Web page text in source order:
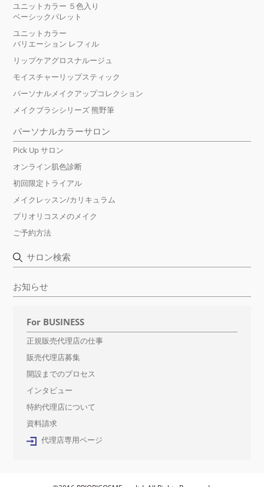
ユニットカラー ５色入り
ベーシックパレット
ユニットカラー
バリエーション レフィル
リップケアグロスナルージュ
モイスチャーリップスティック
パーソナルメイクアップコレクション
メイクブラシシリーズ 熊野筆
パーソナルカラーサロン
Pick Up サロン
オンライン肌色診断
初回限定トライアル
メイクレッスン/カリキュラム
プリオリコスメのメイク
ご予約方法
サロン検索
お知らせ
For BUSINESS
正規販売代理店の仕事
販売代理店募集
開設までのプロセス
インタビュー
特約代理店について
資料請求
代理店専用ページ